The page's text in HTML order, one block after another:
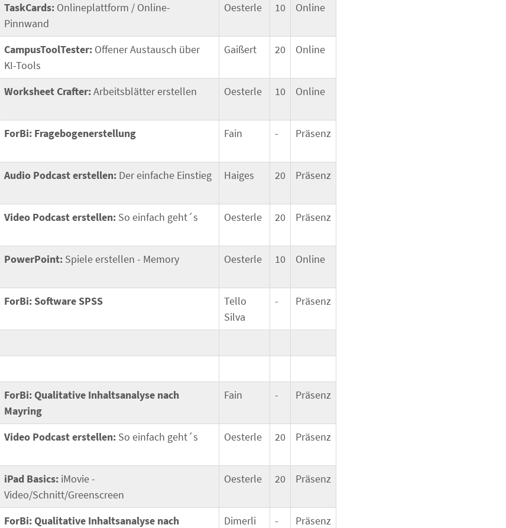
TaskCards: Onlineplattform / Online-
Pinnwand
Oesterle 10 Online
CampusToolTester: Offener Austausch über
KI-Tools
Gaißert 20 Online
Worksheet Crafter:Arbeitsblätter erstellen Oesterle 10 Online
ForBi: Fragebogenerstellung Fain - Präsenz
Audio Podcast erstellen: Der einfache Einstieg Haiges 20 Präsenz
Video Podcast erstellen: So einfach geht´s Oesterle 20 Präsenz
PowerPoint: Spiele erstellen - Memory Oesterle 10 Online
ForBi: Software SPSS
Tello
Silva
- Präsenz
ForBi: Qualitative Inhaltsanalyse nach
Mayring
Fain - Präsenz
Video Podcast erstellen: So einfach geht´s Oesterle 20 Präsenz
iPad Basics: iMovie -
Video/Schnitt/Greenscreen
Oesterle 20 Präsenz
ForBi: Qualitative Inhaltsanalyse nach
Dimerli - Präsenz